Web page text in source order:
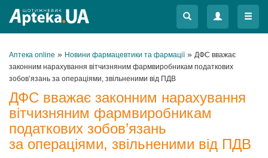
Меню
Меню
Аптека online » Новини фармацевтики та фармації» ДФС вважає
законним нарахування вітчизняним фармвиробникам податкових
зобов’язань за операціями, звільненими від ПДВ
ДФС вважає законним нарахування
вітчизняним фармвиробникам
податкових зобов’язань
за операціями, звільненими від ПДВ